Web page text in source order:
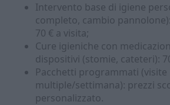
Intervento base di igiene
completo, cambio
70 € a visita;
Cure igieniche con
dispositivi (stomie, cateteri):
Pacchetti programmati (visite
multiple/settimana): prezzi
personalizzato.